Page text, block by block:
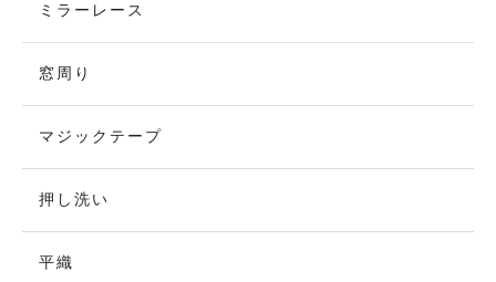
ミラーレース
窓周り
マジックテープ
押し洗い
平織